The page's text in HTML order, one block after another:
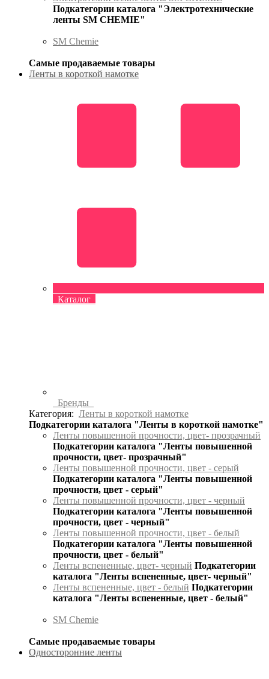
Подкатегории каталога "Электротехнические
ленты SM CHEMIE"
SM Chemie
Самые продаваемые товары
Ленты в короткой намотке
Каталог
Бренды
Категория: Ленты в короткой намотке
Подкатегории каталога "Ленты в короткой намотке"
Ленты повышенной прочности, цвет- прозрачный
Подкатегории каталога "Ленты повышенной
прочности, цвет- прозрачный"
Ленты повышенной прочности, цвет - серый
Подкатегории каталога "Ленты повышенной
прочности, цвет - серый"
Ленты повышенной прочности, цвет - черный
Подкатегории каталога "Ленты повышенной
прочности, цвет - черный"
Ленты повышенной прочности, цвет - белый
Подкатегории каталога "Ленты повышенной
прочности, цвет - белый"
Ленты вспененные, цвет- черный Подкатегории
каталога "Ленты вспененные, цвет- черный"
Ленты вспененные, цвет - белый Подкатегории
каталога "Ленты вспененные, цвет - белый"
SM Chemie
Самые продаваемые товары
Односторонние ленты